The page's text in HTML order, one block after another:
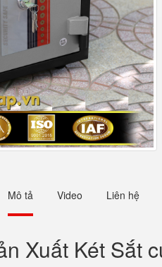
Mô tả Video Liên hệ
Xuất Két Sắt